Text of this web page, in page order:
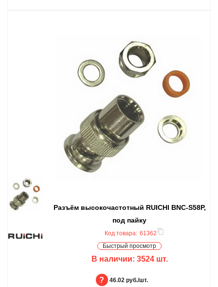
Разъём высокочастотный RUICHI BNC-S58P,
под пайку
Код товара: 61362
Быстрый просмотр
В наличии: 3524шт.
БЦ: 46.02 руб./шт.